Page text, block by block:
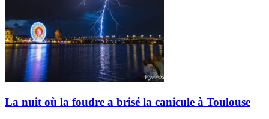
La nuit où la foudre a brisé la canicule à Toulouse